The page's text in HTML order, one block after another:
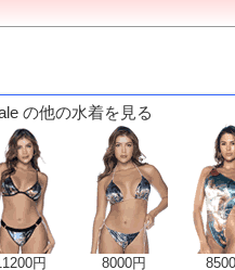
の他の水着を見る
円 8000円